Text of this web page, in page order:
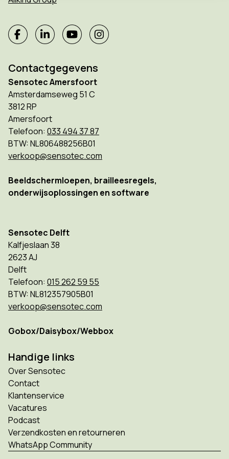
Contactgegevens
Sensotec Amersfoort
Amsterdamseweg 51 C
3812 RP
Amersfoort
Telefoon: 033 494 37 87
BTW: NL806488256B01
verkoop@sensotec.com
Beeldschermloepen, brailleesregels,
onderwijsoplossingen en software
Sensotec Delft
Kalfjeslaan 38
2623 AJ
Delft
Telefoon: 015 262 59 55
BTW: NL812357905B01
verkoop@sensotec.com
Gobox/Daisybox/Webbox
Handige links
Over Sensotec
Contact
Klantenservice
Vacatures
Podcast
Verzendkosten en retourneren
WhatsApp Community